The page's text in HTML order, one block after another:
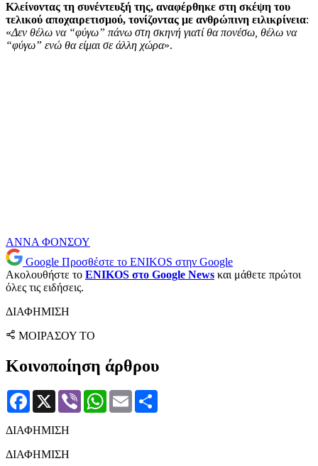
Κλείνοντας τη συνέντευξή της, αναφέρθηκε στη σκέψη του
τελικού αποχαιρετισμού, τονίζοντας με ανθρώπινη ειλικρίνεια:
«Δεν θέλω να “φύγω” πάνω στη σκηνή γιατί θα πονέσω, θέλω να
“φύγω” ενώ θα είμαι σε άλλη χώρα».
ΑΝΝΑ ΦΟΝΣΟΥ
Google Προσθέστε το ENIKOS στην Google
Ακολουθήστε το ENIKOS στο Google News και μάθετε πρώτοι
όλες τις ειδήσεις.
ΔΙΑΦΗΜΙΣΗ
ΜΟΙΡΑΣΟΥ ΤΟ
Κοινοποίηση άρθρου
Facebook
X Viber WhatsApp
Email
ΔΙΑΦΗΜΙΣΗ
ΔΙΑΦΗΜΙΣΗ